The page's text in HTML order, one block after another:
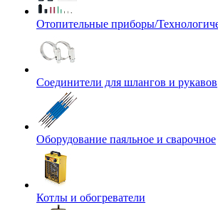
Отопительные приборы/
Соединители для шлангов и рукавов
Оборудование паяльное и сварочное
Котлы и обогреватели